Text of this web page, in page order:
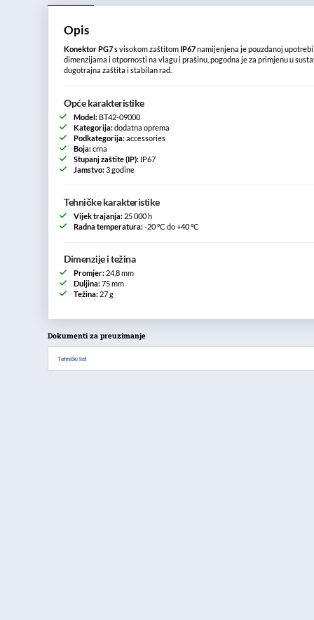
Opis
Konektor PG7s visokom zaštitom IP67namijenjena je pouzdanoj
dimenzijama i otpornosti na vlagu i prašinu, pogodna je za primjenu u
dugotrajna zaštita i stabilan rad.
Opće karakteristike
Model: BT42-09000
Kategorija:dodatna oprema
Podkategorija: accessories
Boja:crna
Stupanj zaštite (IP): IP67
Jamstvo:3 godine
Tehničke karakteristike
Vijek trajanja: 25 000 h
Radna temperatura:-20 °C do +40 °C
Dimenzije i težina
Promjer: 24,8 mm
Duljina:75 mm
Težina: 27 g
Dokumenti za preuzimanje
Tehnički list